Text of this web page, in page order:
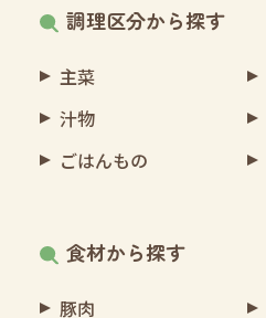
調理区分から探す
主菜
汁物
ごはんもの
食材から探す
豚肉